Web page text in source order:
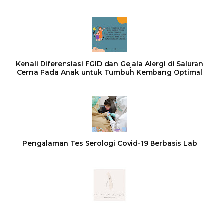
Kenali Diferensiasi FGID dan Gejala Alergi di Saluran
Cerna Pada Anak untuk Tumbuh Kembang Optimal
Pengalaman Tes Serologi Covid-19 Berbasis Lab